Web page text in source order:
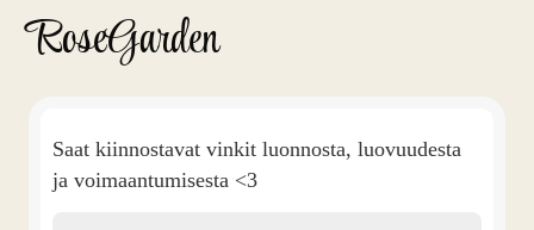
RoseGarden
Saat kiinnostavat vinkit luonnosta, luovuudesta
ja voimaantumisesta <3